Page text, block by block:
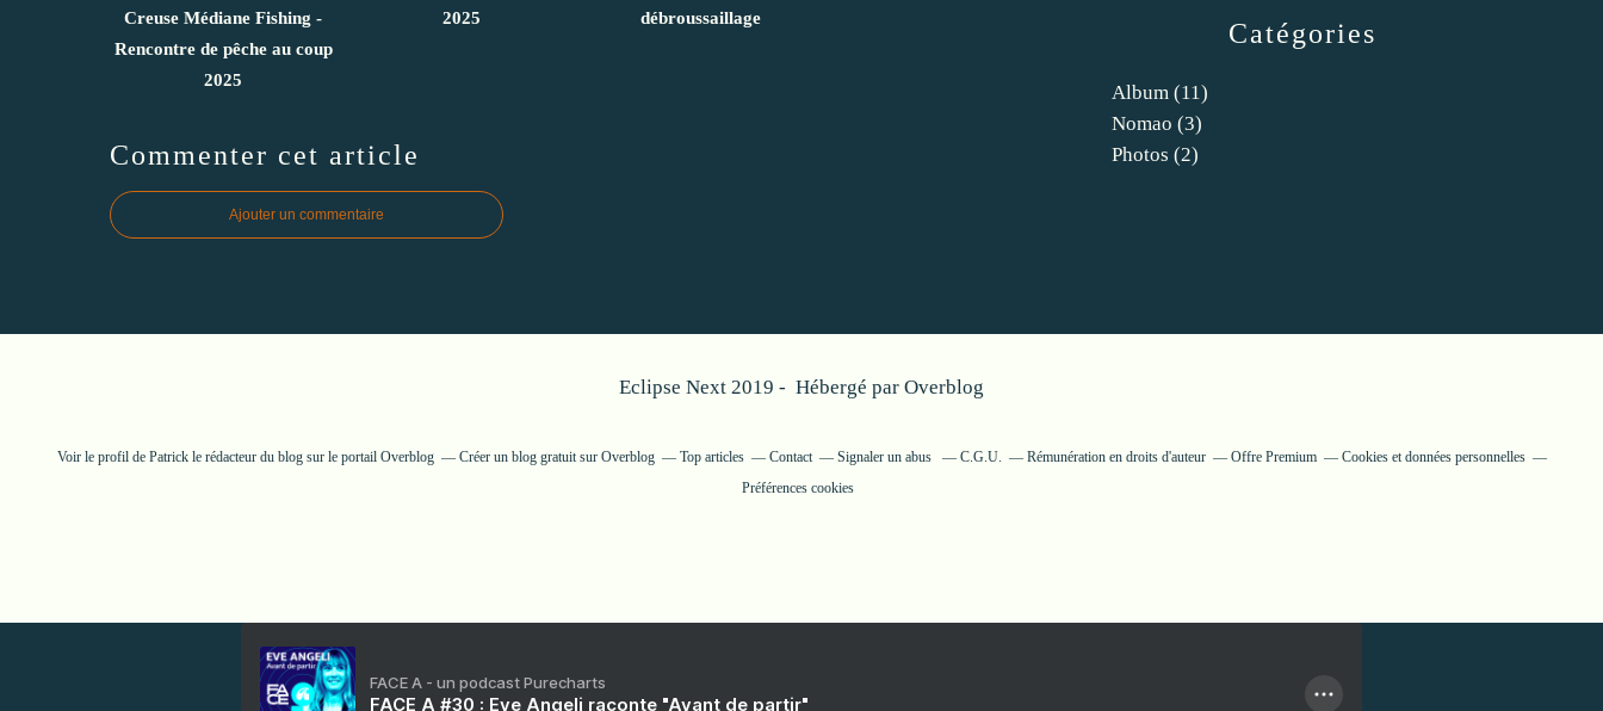
Creuse Médiane Fishing -
Rencontre de pêche au coup
2025
2025
débroussaillage
Commenter cet article
Ajouter un commentaire
Catégories
Album (11)
Nomao (3)
Photos (2)
Eclipse Next 2019 - Hébergé par Overblog
Voir le profil de Patrick le rédacteur du blogsur le portail Overblog Créer un blog gratuit sur Overblog Top articles Contact Signaler un abus C.G.U. Rémunération en droits d'auteur Offre Premium
Cookies et données personnelles
Préférences cookies
FACE A - un podcast Purecharts
FACE A #30 : Eve Angeli raconte "Avant de partir"